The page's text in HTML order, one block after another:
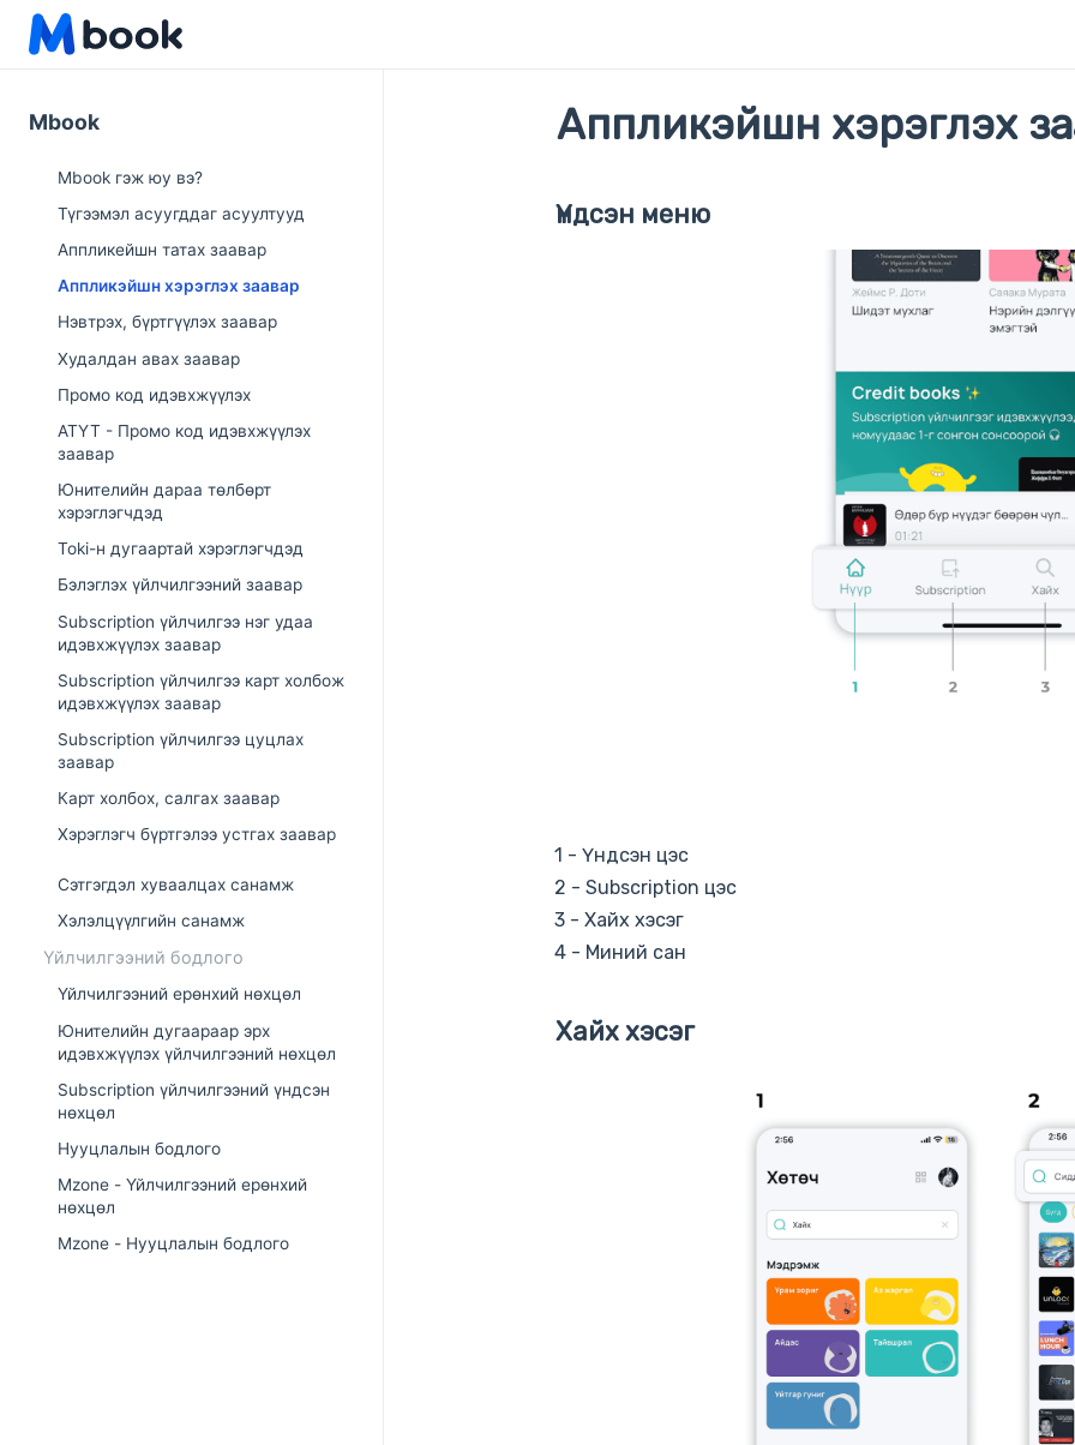
Mbook
Mbook гэж юу вэ?
Түгээмэл асуугддаг асуултууд
Аппликейшн татах заавар
Аппликэйшн хэрэглэх заавар
Нэвтрэх, бүртгүүлэх заавар
Худалдан авах заавар
Промо код идэвхжүүлэх
АТҮТ - Промо код идэвхжүүлэх
заавар
Юнителийн дараа төлбөрт
хэрэглэгчдэд
Toki-н дугаартай хэрэглэгчдэд
Бэлэглэх үйлчилгээний заавар
Subscription үйлчилгээ нэг удаа
идэвхжүүлэх заавар
Subscription үйлчилгээ карт холбож
идэвхжүүлэх заавар
Subscription үйлчилгээ цуцлах
заавар
Карт холбох, салгах заавар
Хэрэглэгч бүртгэлээ устгах заавар
Сэтгэгдэл хуваалцах санамж
Хэлэлцүүлгийн санамж
Үйлчилгээний бодлого
Үйлчилгээний ерөнхий нөхцөл
Юнителийн дугаараар эрх
идэвхжүүлэх үйлчилгээний нөхцөл
Subscription үйлчилгээний үндсэн
нөхцөл
Нууцлалын бодлого
Mzone - Үйлчилгээний ерөнхий
нөхцөл
Mzone - Нууцлалын бодлого
Аппликэйшн хэрэглэх
Үндсэн меню
1 - Үндсэн цэс
2 - Subscription цэс
3 - Хайх хэсэг
4 - Миний сан
Хайх хэсэг